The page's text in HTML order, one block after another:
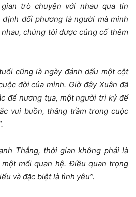
trò chuyện với nhau qua tin
đối phương là người mà mình
chúng tôi được củng cố thêm
cũng là ngày đánh dấu một cột
đời của mình. Giờ đây Xuân đã
để nương tựa, một người tri kỷ để
vui buồn, thăng trầm trong cuộc
Thắng, thời gian không phải là
mối quan hệ. Điều quan trọng
và đặc biệt là tình yêu”.